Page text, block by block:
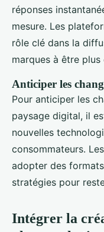
réponses
mesure. Les
rôle clé dans la
marques à être
Anticiper les
Pour anticiper les
paysage digital, il
nouvelles
consommateurs.
adopter des
stratégies pour
Intégrer la